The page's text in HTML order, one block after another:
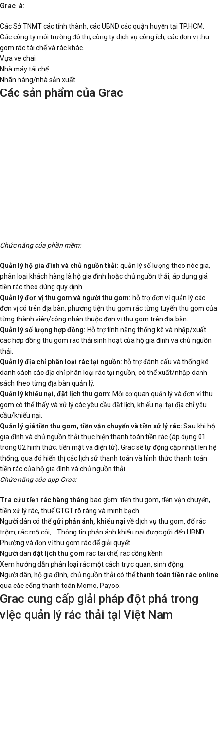
Grac là:
Các Sở TNMT các tỉnh thành, các UBND các quận huyện tại TP.HCM.
Các công ty môi trường đô thị, công ty dịch vụ công ích, các đơn vị thu
gom rác tái chế và rác khác.
Vựa ve chai.
Nhà máy tái chế.
Nhãn hàng/nhà sản xuất.
Các sản phẩm của Grac
Chức năng của phần mềm:
Quản lý hộ gia đình và chủ nguồn thải: quản lý số lượng theo nóc gia,
phân loại khách hàng là hộ gia đình hoặc chủ nguồn thải, áp dụng giá
tiền rác theo đúng quy định.
Quản lý đơn vị thu gom và người thu gom: hỗ trợ đơn vị quản lý các
đơn vị có trên địa bàn, phương tiện thu gom rác từng tuyến thu gom của
từng thành viên/công nhân thuộc đơn vị thu gom trên địa bàn.
Quản lý số lượng hợp đồng: Hỗ trợ tính năng thống kê và nhập/xuất
các hợp đồng thu gom rác thải sinh hoạt của hộ gia đình và chủ nguồn
thải.
Quản lý địa chỉ phân loại rác tại nguồn: hỗ trợ đánh dấu và thống kê
danh sách các địa chỉ phân loại rác tại nguồn, có thể xuất/nhập danh
sách theo từng địa bàn quản lý.
Quản lý khiếu nại, đặt lịch thu gom: Mỗi cơ quan quản lý và đơn vị thu
gom có thể thấy và xử lý các yêu cầu đặt lịch, khiếu nại tại địa chỉ yêu
cầu/khiếu nại.
Quản lý giá tiền thu gom, tiền vận chuyển và tiền xử lý rác: Sau khi hộ
gia đình và chủ nguồn thải thực hiện thanh toán tiền rác (áp dụng 01
trong 02 hình thức: tiền mặt và điện tử). Grac sẽ tự động cập nhật lên hệ
thống, qua đó hiển thị các lịch sử thanh toán và hình thức thanh toán
tiền rác của hộ gia đình và chủ nguồn thải.
Chức năng của app Grac:
Tra cứu tiền rác hàng tháng bao gồm: tiền thu gom, tiền vận chuyển,
tiền xử lý rác, thuế GTGT rõ ràng và minh bạch.
Người dân có thểgửi phản ánh, khiếu nại về dịch vụ thu gom, đổ rác
trộm, rác mồ côi,… Thông tin phản ánh khiếu nại được gửi đến UBND
Phường và đơn vị thu gom rác để giải quyết.
Người dân đặt lịch thu gom rác tái chế, rác cồng kềnh.
Xem hướng dẫn phân loại rác một cách trực quan, sinh động.
Người dân, hộ gia đình, chủ nguồn thải có thểthanh toán tiền rác online
qua các cổng thanh toán Momo, Payoo.
Grac cung cấp giải pháp đột phá trong
việc quản lý rác thải tại Việt Nam